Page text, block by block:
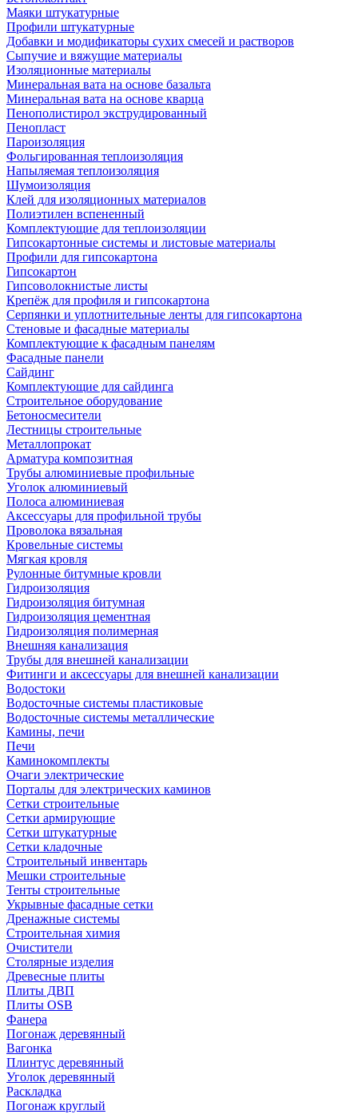
Маяки штукатурные
Профили штукатурные
Добавки и модификаторы сухих смесей и растворов
Сыпучие и вяжущие материалы
Изоляционные материалы
Минеральная вата на основе базальта
Минеральная вата на основе кварца
Пенополистирол экструдированный
Пенопласт
Пароизоляция
Фольгированная теплоизоляция
Напыляемая теплоизоляция
Шумоизоляция
Клей для изоляционных материалов
Полиэтилен вспененный
Комплектующие для теплоизоляции
Гипсокартонные системы и листовые материалы
Профили для гипсокартона
Гипсокартон
Гипсоволокнистые листы
Крепёж для профиля и гипсокартона
Серпянки и уплотнительные ленты для гипсокартона
Стеновые и фасадные материалы
Комплектующие к фасадным панелям
Фасадные панели
Сайдинг
Комплектующие для сайдинга
Строительное оборудование
Бетоносмесители
Лестницы строительные
Металлопрокат
Арматура композитная
Трубы алюминиевые профильные
Уголок алюминиевый
Полоса алюминиевая
Аксессуары для профильной трубы
Проволока вязальная
Кровельные системы
Мягкая кровля
Рулонные битумные кровли
Гидроизоляция
Гидроизоляция битумная
Гидроизоляция цементная
Гидроизоляция полимерная
Внешняя канализация
Трубы для внешней канализации
Фитинги и аксессуары для внешней канализации
Водостоки
Водосточные системы пластиковые
Водосточные системы металлические
Камины, печи
Печи
Каминокомплекты
Очаги электрические
Порталы для электрических каминов
Сетки строительные
Сетки армирующие
Сетки штукатурные
Сетки кладочные
Строительный инвентарь
Мешки строительные
Тенты строительные
Укрывные фасадные сетки
Дренажные системы
Строительная химия
Очистители
Столярные изделия
Древесные плиты
Плиты ДВП
Плиты OSB
Фанера
Погонаж деревянный
Вагонка
Плинтус деревянный
Уголок деревянный
Раскладка
Погонаж круглый